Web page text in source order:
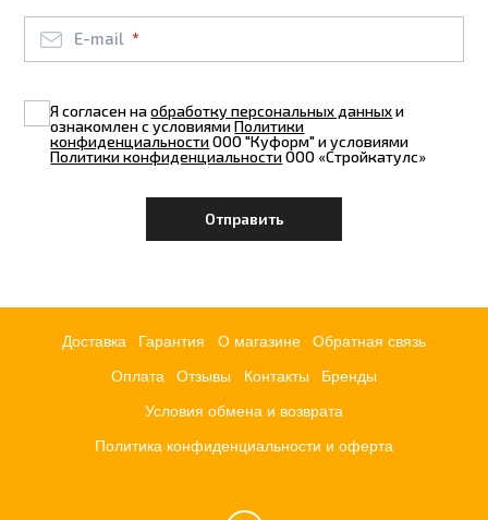
E-mail
Я согласен наобработку персональных данныхи
ознакомлен с условиямиПолитики
конфиденциальностиООО "Куформ" и условиями
Политики конфиденциальностиООО «Стройкатулс»
Доставка Гарантия О магазине Обратная связь
Оплата Отзывы Контакты Бренды
Условия обмена и возврата
Политика конфиденциальности и оферта